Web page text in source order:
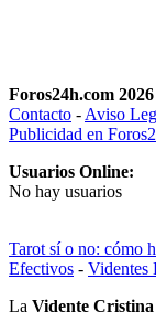
Foros24h.com 2026
Contacto - Aviso
Publicidad en
Usuarios Online:
No hay usuarios
Tarot sí o no: cómo
Efectivos - Videntes
La Vidente Cristina